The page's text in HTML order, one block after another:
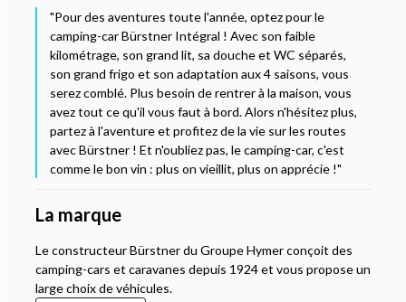
"Pour des aventures toute l'année, optez pour le
camping-car Bürstner Intégral ! Avec son faible
kilométrage, son grand lit, sa douche et WC séparés,
son grand frigo et son adaptation aux 4 saisons, vous
serez comblé. Plus besoin de rentrer à la maison, vous
avez tout ce qu'il vous faut à bord. Alors n'hésitez plus,
partez à l'aventure et profitez de la vie sur les routes
avec Bürstner ! Et n'oubliez pas, le camping-car, c'est
comme le bon vin : plus on vieillit, plus on apprécie !"
La marque
Le constructeur Bürstner du Groupe Hymer conçoit des
camping-cars et caravanes depuis 1924 et vous propose un
large choix de véhicules.